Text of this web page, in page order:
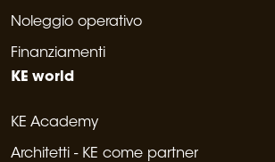
Noleggio operativo
Finanziamenti
KE world
KE Academy
Architetti - KE come partner